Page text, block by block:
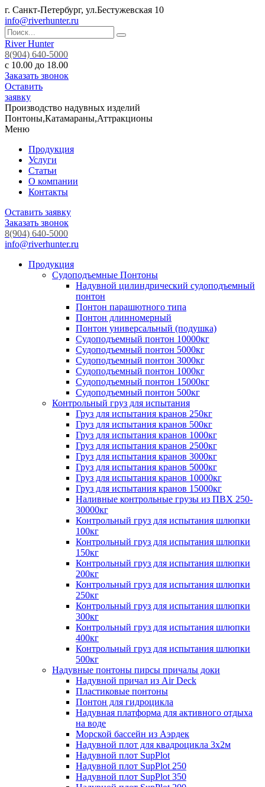
г. Санкт-Петербург, ул.Бестужевская 10
info@riverhunter.ru
River Hunter
8(904) 640-5000
с 10.00 до 18.00
Заказать звонок
Оставить
заявку
Производство надувных изделий
Понтоны,Катамараны,Аттракционы
Меню
Продукция
Услуги
Статьи
О компании
Контакты
Оставить заявку
Заказать звонок
8(904) 640-5000
info@riverhunter.ru
Продукция
Судоподъемные Понтоны
Надувной цилиндрический судоподъемный
понтон
Понтон парашютного типа
Понтон длинномерный
Понтон универсальный (подушка)
Судоподъемный понтон 10000кг
Судоподъемный понтон 5000кг
Судоподъемный понтон 3000кг
Судоподъемный понтон 1000кг
Судоподъемный понтон 15000кг
Судоподъемный понтон 500кг
Контрольный груз для испытания
Груз для испытания кранов 250кг
Груз для испытания кранов 500кг
Груз для испытания кранов 1000кг
Груз для испытания кранов 2500кг
Груз для испытания кранов 3000кг
Груз для испытания кранов 5000кг
Груз для испытания кранов 10000кг
Груз для испытания кранов 15000кг
Наливные контрольные грузы из ПВХ 250-
30000кг
Контрольный груз для испытания шлюпки
100кг
Контрольный груз для испытания шлюпки
150кг
Контрольный груз для испытания шлюпки
200кг
Контрольный груз для испытания шлюпки
250кг
Контрольный груз для испытания шлюпки
300кг
Контрольный груз для испытания шлюпки
400кг
Контрольный груз для испытания шлюпки
500кг
Надувные понтоны пирсы причалы доки
Надувной причал из Air Deck
Пластиковые понтоны
Понтон для гидроцикла
Надувная платформа для активного отдыха
на воде
Морской бассейн из Аэрдек
Надувной плот для квадроцикла 3х2м
Надувной плот SupPlot
Надувной плот SupPlot 250
Надувной плот SupPlot 350